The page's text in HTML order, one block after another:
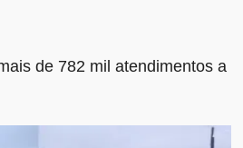
de 782 mil atendimentos a